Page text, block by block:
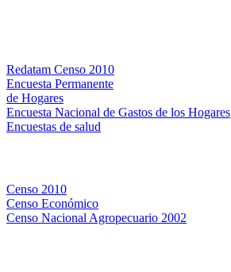
Redatam Censo 2010
Encuesta Permanente
de Hogares
Encuesta Nacional de Gastos de los Hogares
Encuestas de salud
Censo 2010
Censo Económico
Censo Nacional Agropecuario 2002